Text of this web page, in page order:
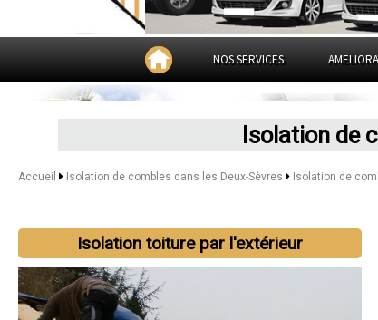
NOS SERVICES
Isolation de
Accueil Isolation de combles dans les Deux-Sèvres Isolation de
Isolation toiture par l'extérieur